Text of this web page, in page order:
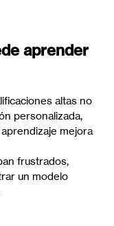
aprender
altas no
personalizada,
mejora
frustrados,
un modelo